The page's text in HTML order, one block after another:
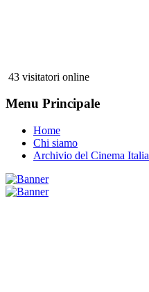
43 visitatori online
Menu Principale
Home
Chi siamo
Archivio del Cinema